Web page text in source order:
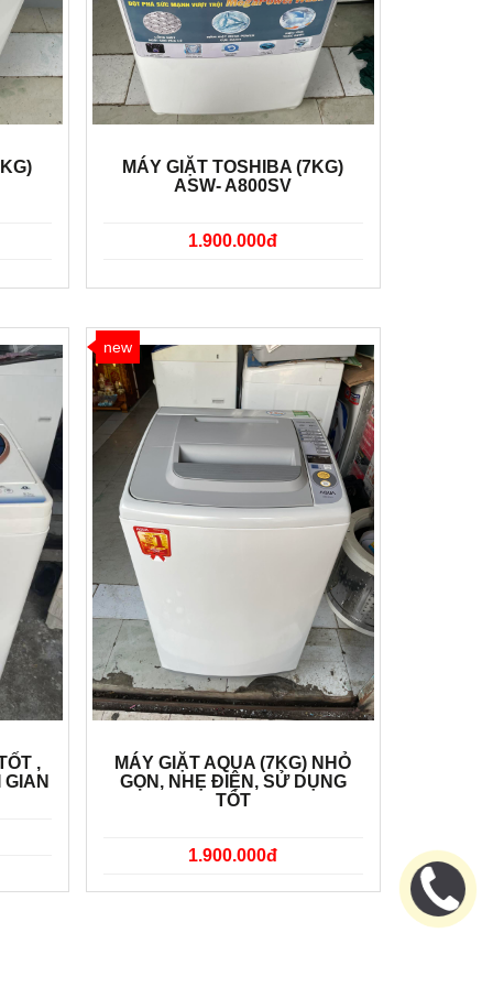
MÁY GIẶT TOSHIBA (7KG)
ASW- A800SV
1.900.000đ
,
new
MÁY GIẶT AQUA (7KG) NHỎ
GỌN, NHẸ ĐIỆN, SỬ DỤNG
TỐT
1.900.000đ